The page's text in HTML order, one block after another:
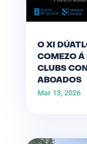
O XI
COMEZO Á
CLUBS
ABOADOS
Mar 13, 2026